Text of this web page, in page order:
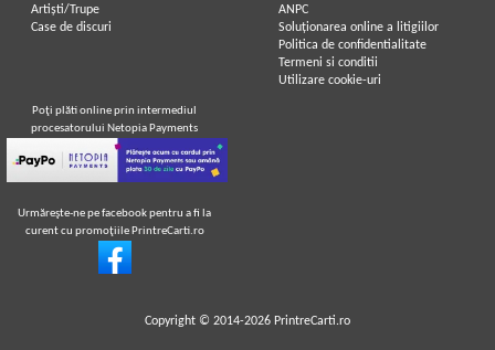
Artiști/Trupe
Case de discuri
ANPC
Soluționarea online a litigiilor
Politica de confidentialitate
Termeni si conditii
Utilizare cookie-uri
Poţi plăti online prin intermediul
procesatorului Netopia Payments
Urmăreşte-ne pe facebook pentru a fi la
curent cu promoţiile PrintreCarti.ro
Copyright © 2014-2026 PrintreCarti.ro